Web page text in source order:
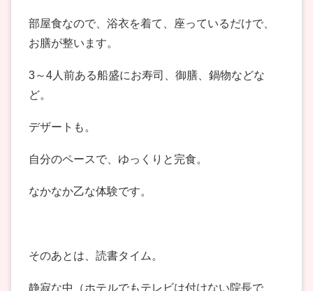
部屋食なので、浴衣を着て、座っているだけで、
お膳が整います。
3～4人前ある船盛にお寿司、御膳、鍋物などな
ど。
デザートも。
自分のペースで、ゆっくりと完食。
なかなか乙な体験です。
そのあとは、読書タイム。
静寂な中（ホテルでもテレビは付けない院長で